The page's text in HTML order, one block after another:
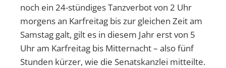
noch ein 24-stündiges Tanzverbot von 2 Uhr
morgens an Karfreitag bis zur gleichen Zeit am
Samstag galt, gilt es in diesem Jahr erst von 5
Uhr am Karfreitag bis Mitternacht – also fünf
Stunden kürzer, wie die Senatskanzlei mitteilte.